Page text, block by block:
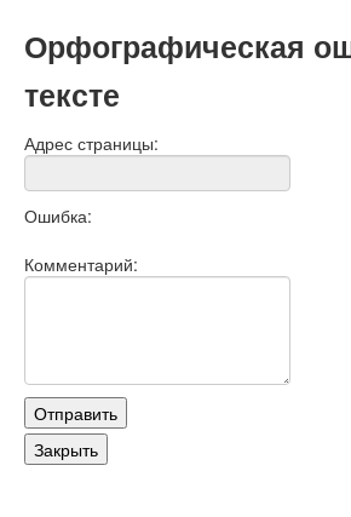
Орфографическая
тексте
Адрес страницы:
Ошибка:
Комментарий: